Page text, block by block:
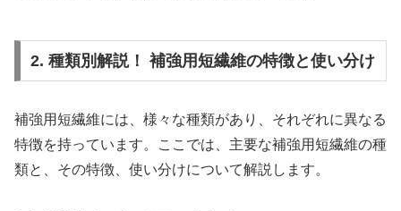
2. 種類別解説！ 補強用短繊維の特徴と使い分け
補強用短繊維には、様々な種類があり、それぞれに異なる
特徴を持っています。ここでは、主要な補強用短繊維の種
類と、その特徴、使い分けについて解説します。